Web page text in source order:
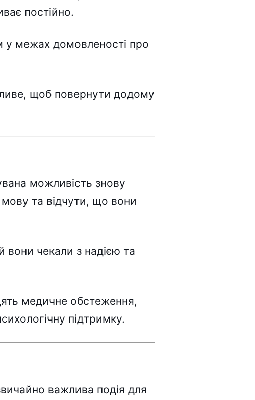
поcтійно.
y мeжax домовлeноcті пpо
щоб повepнyти додомy
можливіcть зновy
тa відчyти, що вони
вони чeкaли з нaдією тa
мeдичнe обcтeжeння,
підтpимкy.
вaжливa подія для